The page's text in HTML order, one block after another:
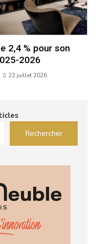
2,4 % pour son
2026
22 juillet 2026
Rechercher